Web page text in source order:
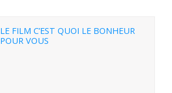
LE FILM C’EST QUOI LE BONHEUR
POUR VOUS